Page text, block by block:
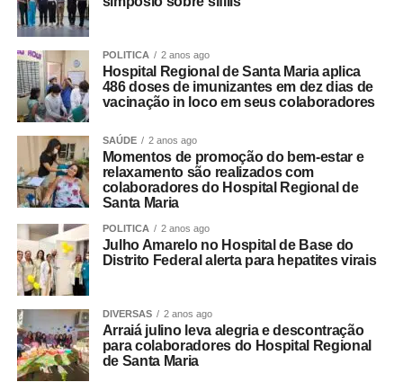
POLITICA 2 anos ago
Hospital Regional de Santa Maria aplica
486 doses de imunizantes em dez dias de
vacinação in loco em seus colaboradores
SAÚDE 2 anos ago
Momentos de promoção do bem-estar e
relaxamento são realizados com
colaboradores do Hospital Regional de
Santa Maria
POLITICA 2 anos ago
Julho Amarelo no Hospital de Base do
Distrito Federal alerta para hepatites virais
DIVERSAS 2 anos ago
Arraiá julino leva alegria e descontração
para colaboradores do Hospital Regional
de Santa Maria